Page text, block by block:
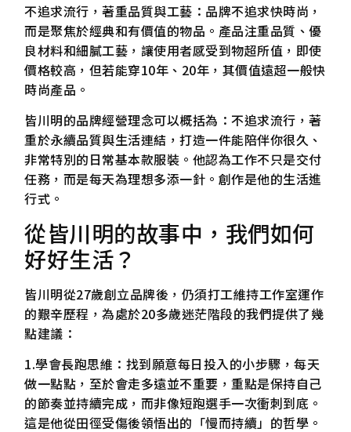
不追求流行，著重品質與工藝：品牌不追求快時尚，
而是聚焦於經典和有價值的物品。產品注重品質、優
良材料和細膩工藝，讓使用者感受到物超所值，即使
價格較高，但若能穿10年、20年，其價值遠超一般快
時尚產品。
皆川明的品牌經營理念可以概括為：不追求流行，著
重於永續品質與生活連結，打造一件能陪伴你很久、
非常特別的日常基本款服裝。他認為工作不只是交付
任務，而是每天為理想多添一針。創作是他的生活進
行式。
從皆川明的故事中，我們如何
好好生活？
皆川明從27歲創立品牌後，仍須打工維持工作室運作
的艱辛歷程，為處於20多歲迷茫階段的我們提供了幾
點建議：
1.學會長跑思維：找到願意每日投入的小步驟，每天
做一點點，至於會走多遠並不重要，重點是保持自己
的節奏並持續完成，而非像短跑選手一次衝刺到底。
這是他從田徑受傷後領悟出的「慢而持續」的哲學。